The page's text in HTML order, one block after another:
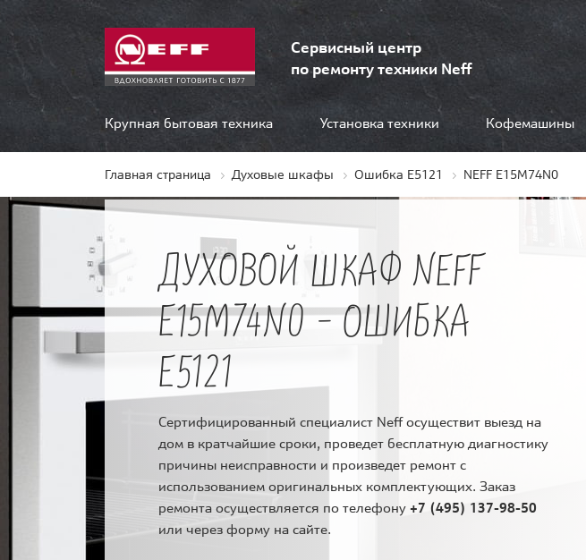
Сервисный центр
по ремонту техники Neff
Крупная бытовая техника Установка техники Кофемашины
Главная страница Духовые шкафы Ошибка E5121 NEFF E15M74N0
ДУХОВОЙ ШКАФ NEFF
E15M74N0 - ОШИБКА
E5121
Сертифицированный специалист Neff осуществит выезд на
дом в кратчайшие сроки, проведет бесплатную диагностику
причины неисправности и произведет ремонт с
использованием оригинальных комплектующих. Заказ
ремонта осуществляется по телефону +7 (495) 137-98-50
или через форму на сайте.